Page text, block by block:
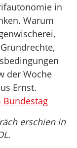
in
Warum
der Woche
Ernst.
erschien in